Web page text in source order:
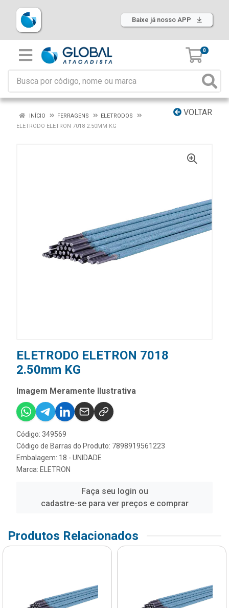
Baixe já nosso APP
0
VOLTAR
INÍCIO FERRAGENS
ELETRODOS
ELETRODO ELETRON 7018 2.50MM KG
ELETRODO ELETRON 7018
2.50mm KG
Imagem Meramente Ilustrativa
Código: 349569
Código de Barras do Produto: 7898919561223
Embalagem: 18 - UNIDADE
Marca: ELETRON
Faça seu login ou
cadastre-se para ver preços e comprar
Produtos Relacionados